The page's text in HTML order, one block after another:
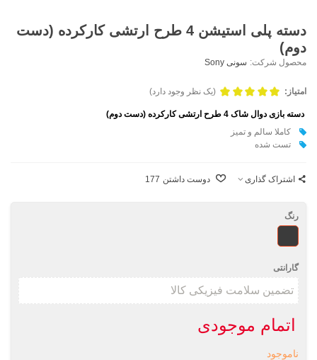
دسته پلی استیشن 4 طرح ارتشی کارکرده (دست
دوم)
محصول شرکت: سونی Sony
امتیاز: (یک نظر وجود دارد)
دسته بازی دوال شاک 4 طرح ارتشی کارکرده (دست دوم)
کاملا سالم و تمیز
تست شده
اشتراک گذاری دوست داشتن 177
رنگ
طرحدار
گارانتی
اتمام موجودی
ناموجود